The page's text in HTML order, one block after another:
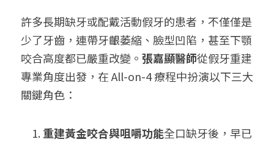
許多長期缺牙或配戴活動假牙的患者，不僅僅是
少了牙齒，連帶牙齦萎縮、臉型凹陷，甚至下顎
咬合高度都已嚴重改變。 張嘉顯醫師從假牙重建
專業角度出發，在 All-on-4 療程中扮演以下三大
關鍵角色：
重建黃金咬合與咀嚼功能全口缺牙後，早已